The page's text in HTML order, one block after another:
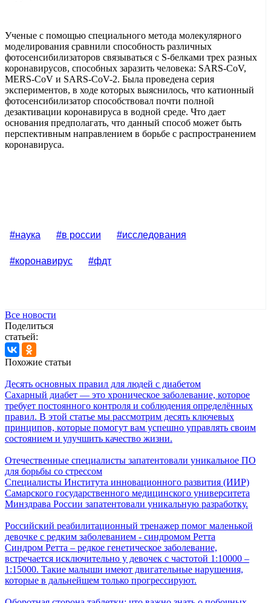
Ученые с помощью специального метода молекулярного
моделирования сравнили способность различных
фотосенсибилизаторов связываться с S-белками трех разных
коронавирусов, способных заразить человека: SARS-CoV,
MERS-CoV и SARS-CoV-2. Была проведена серия
экспериментов, в ходе которых выяснилось, что катионный
фотосенсибилизатор способствовал почти полной
дезактивации коронавируса в водной среде. Что дает
основания предполагать, что данный способ может быть
перспективным направлением в борьбе с распространением
коронавируса.
#наука #в россии #исследования
#коронавирус #фдт
Все новости
Поделиться
статьей:
Похожие статьи
Десять основных правил для людей с диабетом
Сахарный диабет — это хроническое заболевание, которое
требует постоянного контроля и соблюдения определённых
правил. В этой статье мы рассмотрим десять ключевых
принципов, которые помогут вам успешно управлять своим
состоянием и улучшить качество жизни.
Отечественные специалисты запатентовали уникальное ПО
для борьбы со стрессом
Специалисты Института инновационного развития (ИИР)
Самарского государственного медицинского университета
Минздрава России запатентовали уникальную разработку.
Российский реабилитационный тренажер помог маленькой
девочке с редким заболеванием - синдромом Ретта
Синдром Ретта – редкое генетическое заболевание,
встречается исключительно у девочек с частотой 1:10000 –
1:15000. Такие малыши имеют двигательные нарушения,
которые в дальнейшем только прогрессируют.